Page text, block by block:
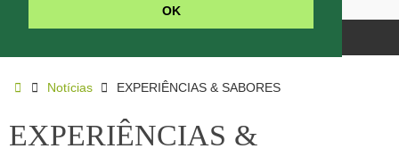
OK
Notícias EXPERIÊNCIAS & SABORES
EXPERIÊNCIAS &